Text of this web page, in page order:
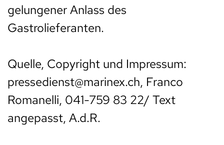
gelungener Anlass des
Gastrolieferanten.
Quelle, Copyright und Impressum:
pressedienst@marinex.ch, Franco
Romanelli, 041-759 83 22/ Text
angepasst, A.d.R.